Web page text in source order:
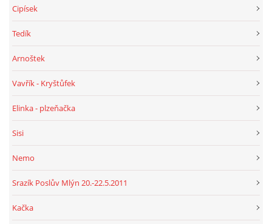
Cipísek
Tedík
Arnoštek
Vavřík - Kryštůfek
Elinka - plzeňačka
Sisi
Nemo
Srazík Poslův Mlýn 20.-22.5.2011
Kačka